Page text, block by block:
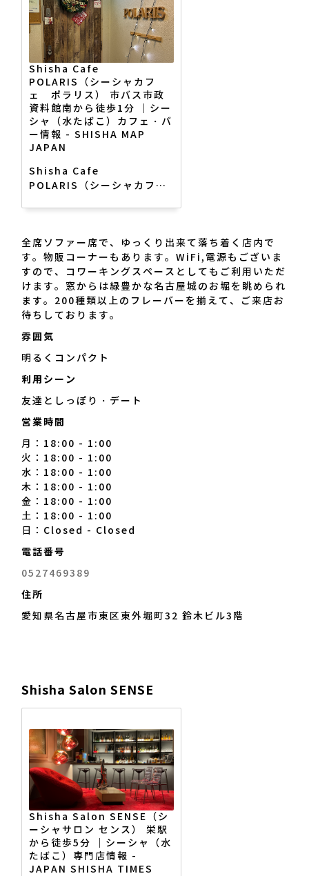
Shisha Cafe
POLARIS（シーシャカフ
ェ ポラリス） 市バス市政
資料館南から徒歩1分 ｜シー
シャ（水たばこ）カフェ・バ
ー情報 - SHISHA MAP
JAPAN
Shisha Cafe
POLARIS（シーシャカフ
ト】市バス市政資料館南から
徒歩1分愛知県名古屋市東区
東外堀町32｜全席ソファー
席で、ゆっくり出来て落ち着
く店内です。物販コーナーも
あります。 WiFi,電源もござ
いますので、コワーキングス
ペースとしてもご利用いただ
けます。 窓からは緑豊かな
名古屋城のお堀を眺められま
バーを揃えて、御来店お待ち
しております。
全席ソファー席で、ゆっくり出来て落ち着く店内で
す。物販コーナーもあります。WiFi,電源もございま
すので、コワーキングスペースとしてもご利用いただ
けます。窓からは緑豊かな名古屋城のお堀を眺められ
ます。200種類以上のフレーバーを揃えて、ご来店お
待ちしております。
雰囲気
明るくコンパクト
利用シーン
友達としっぽり・デート
営業時間
月：18:00 - 1:00
火：18:00 - 1:00
水：18:00 - 1:00
木：18:00 - 1:00
金：18:00 - 1:00
土：18:00 - 1:00
日：Closed - Closed
電話番号
0527469389
住所
愛知県名古屋市東区東外堀町32 鈴木ビル3階
Shisha Salon SENSE
Shisha Salon SENSE（シ
ーシャサロン センス） 栄駅
から徒歩5分 ｜シーシャ（水
たばこ）専門店情報 -
JAPAN SHISHA TIMES